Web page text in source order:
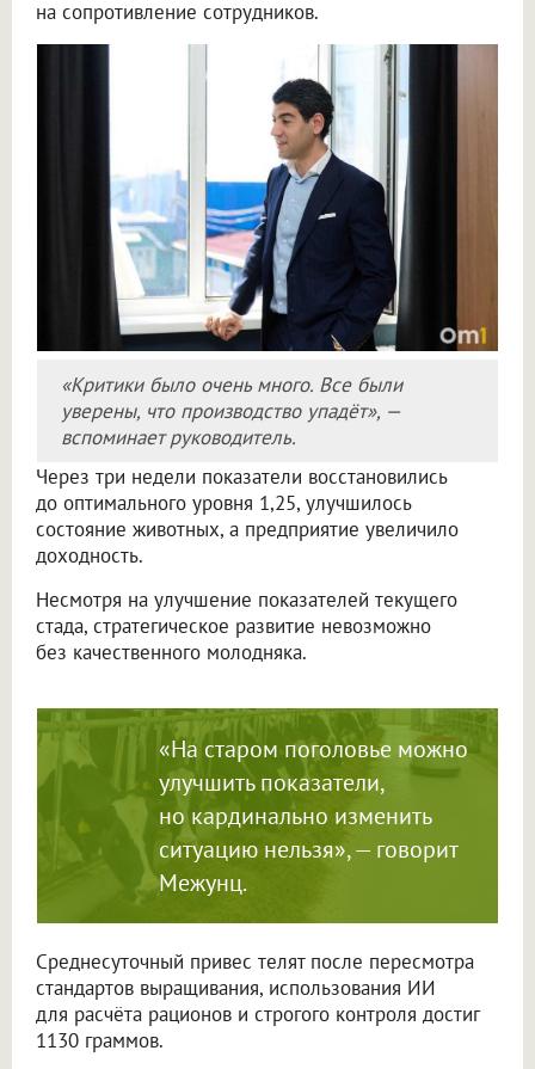
на сопротивление сотрудников.
«Критики было очень много. Все были
уверены, что производство упадёт», —
вспоминает руководитель.
Через три недели показатели восстановились
до оптимального уровня 1,25, улучшилось
состояние животных, а предприятие увеличило
доходность.
Несмотря на улучшение показателей текущего
стада, стратегическое развитие невозможно
без качественного молодняка.
«На старом поголовье можно
улучшить показатели,
но кардинально изменить
ситуацию нельзя», — говорит
Межунц.
Среднесуточный привес телят после пересмотра
стандартов выращивания, использования ИИ
для расчёта рационов и строгого контроля достиг
1130 граммов.